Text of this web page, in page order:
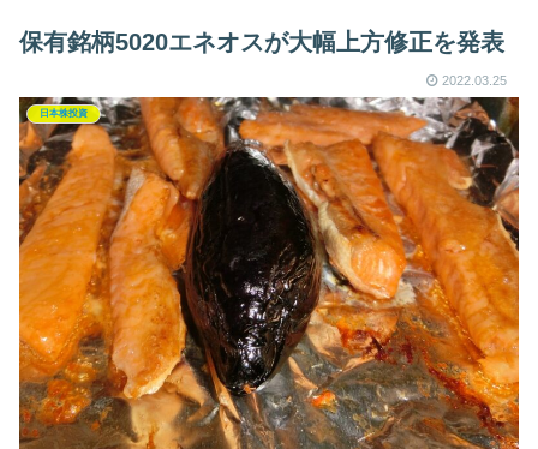
保有銘柄5020エネオスが大幅上方修正を発表
2022.03.25
日本株投資